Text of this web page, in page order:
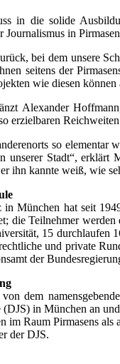
in die solide
Journalismus in
bei dem unsere
seitens der
wie diesen
Alexander
erzielbaren
so
unserer Stadt“,
ihn kannte weiß, wie
München hat seit
die Teilnehmer
15 durchlaufen
und private
der
dem
in München an
Raum Pirmasens
der DJS.